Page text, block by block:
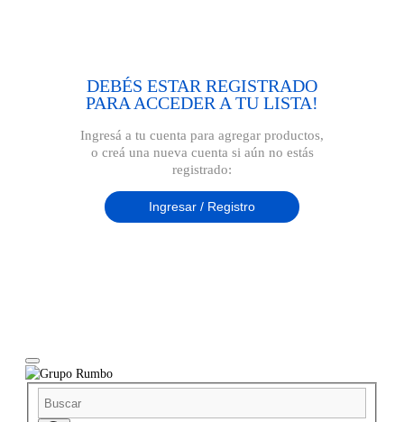
DEBÉS ESTAR REGISTRADO
PARA ACCEDER A TU LISTA!
Ingresá a tu cuenta para agregar productos,
o creá una nueva cuenta si aún no estás
registrado:
Ingresar / Registro